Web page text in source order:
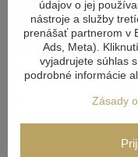
neexistoval život. A
údajov o jej
nástroje a služby
prenášať partnerom v
Ads, Meta).
vyjadrujete súhlas
podrobné informácie
Zásady